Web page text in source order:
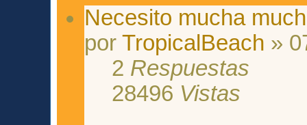
Necesito mucha
porTropicalBeach »
2 Respuestas
28496 Vistas